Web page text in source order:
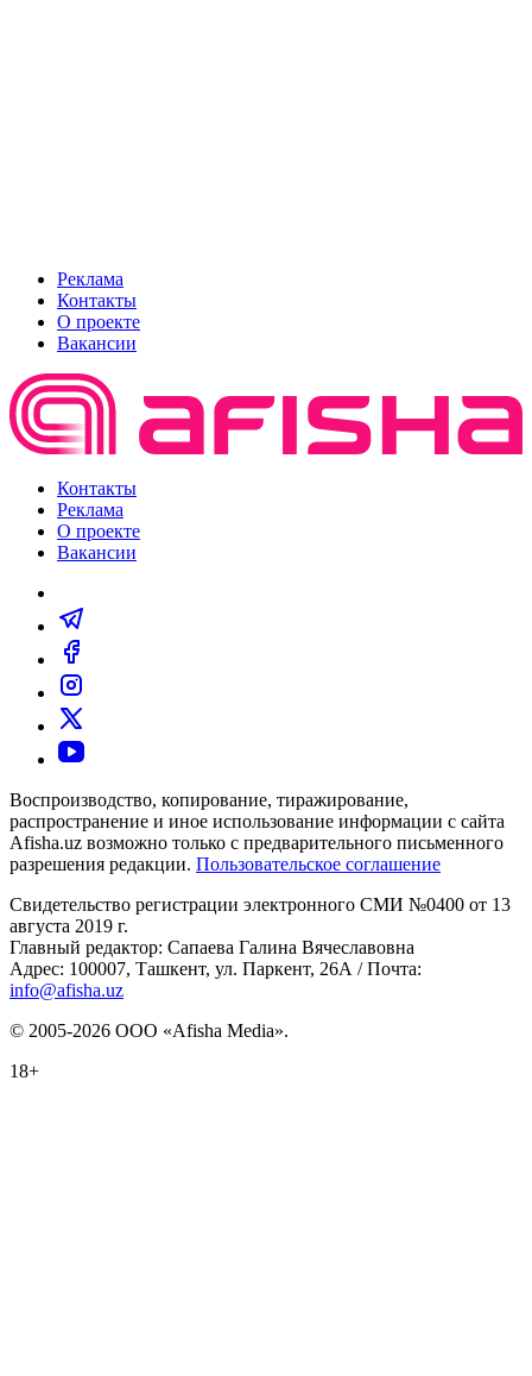
Реклама
Контакты
О проекте
Вакансии
Контакты
Реклама
О проекте
Вакансии
Воспроизводство, копирование, тиражирование,
распространение и иное использование информации с сайта
Afisha.uz возможно только с предварительного письменного
разрешения редакции. Пользовательское соглашение
Свидетельство регистрации электронного СМИ №0400 от 13
августа 2019 г.
Главный редактор: Сапаева Галина Вячеславовна
Адрес: 100007, Ташкент, ул. Паркент, 26А / Почта:
info@afisha.uz
© 2005-2026 ООО «Afisha Media».
18+